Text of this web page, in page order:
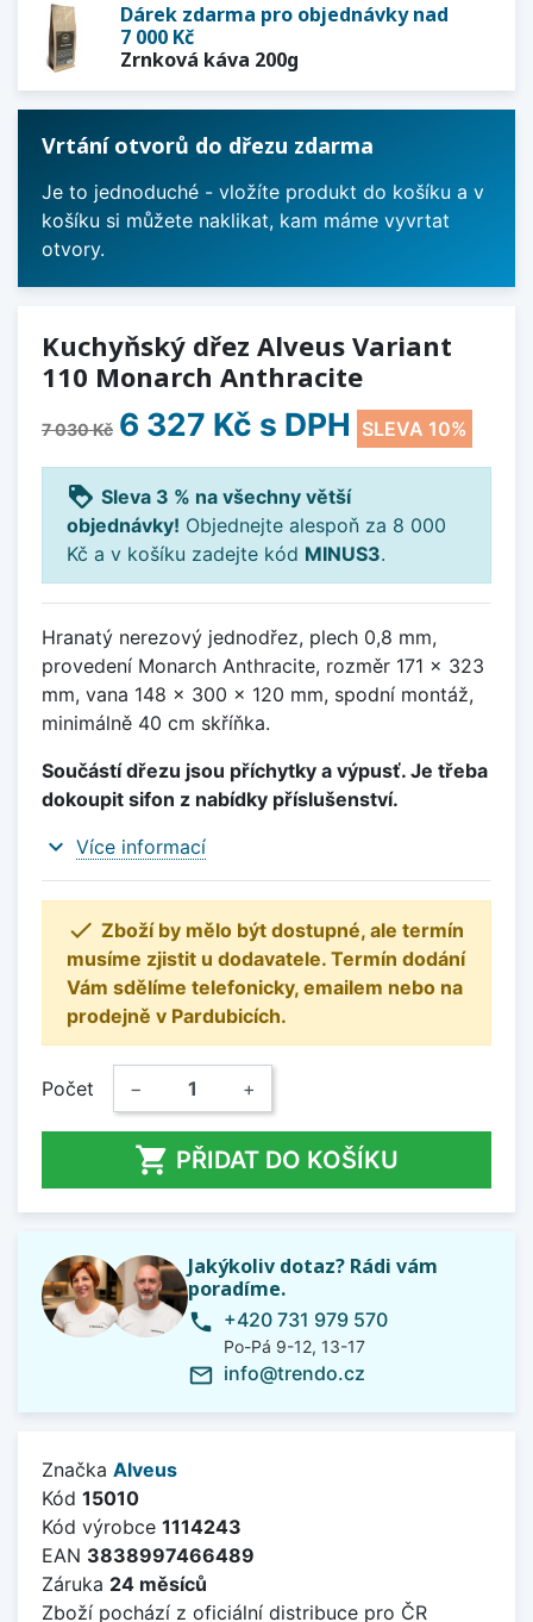
Dárek zdarma pro objednávky nad
7 000 Kč
Zrnková káva 200g
Vrtání otvorů do dřezu zdarma
Je to jednoduché - vložíte produkt do košíku a v
košíku si můžete naklikat, kam máme vyvrtat
otvory.
Kuchyňský dřez Alveus Variant
110 Monarch Anthracite
7 030 Kč 6 327 Kč s DPH SLEVA 10%
loyalty Sleva 3 % na všechny větší
objednávky! Objednejte alespoň za 8 000
Kč a v košíku zadejte kód MINUS3.
Hranatý nerezový jednodřez, plech 0,8 mm,
provedení Monarch Anthracite, rozměr 171 x 323
mm, vana 148 x 300 x 120 mm, spodní montáž,
minimálně 40 cm skříňka.
Součástí dřezu jsou příchytky a výpusť. Je třeba
dokoupit sifon z nabídky příslušenství.
expand_more Více informací
 Zboží by mělo být dostupné, ale termín
musíme zjistit u dodavatele. Termín dodání
Vám sdělíme telefonicky, emailem nebo na
prodejně v Pardubicích.
Počet − +
 PŘIDAT DO KOŠÍKU
Jakýkoliv dotaz? Rádi vám
poradíme.
phone +420 731 979 570
Po-Pá 9-12, 13-17
mail_outline info@trendo.cz
Značka Alveus
Kód 15010
Kód výrobce 1114243
EAN 3838997466489
Záruka 24 měsíců
Zboží pochází z oficiální distribuce pro ČR